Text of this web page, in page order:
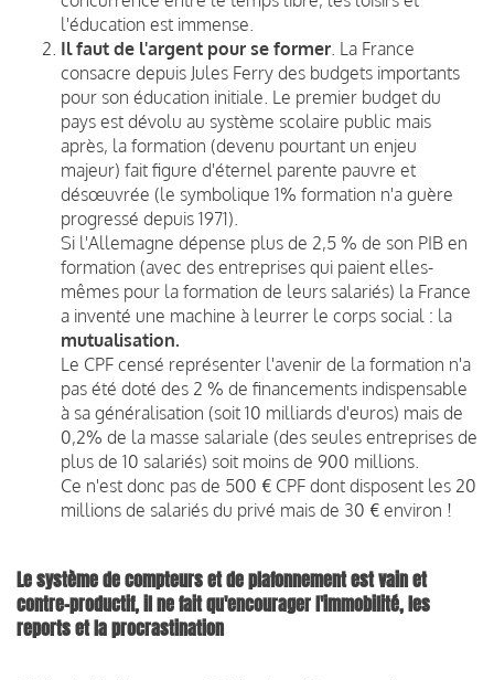
l'éducation est immense.
Il faut de l'argent pour se former . La France
consacre depuis Jules Ferry des budgets importants
pour son éducation initiale. Le premier budget du
pays est dévolu au système scolaire public mais
après, la formation (devenu pourtant un enjeu
majeur) fait figure d'éternel parente pauvre et
désœuvrée (le symbolique 1% formation n'a guère
progressé depuis 1971).
Si l'Allemagne dépense plus de 2,5 % de son PIB en
formation (avec des entreprises qui paient elles-
mêmes pour la formation de leurs salariés) la France
a inventé une machine à leurrer le corps social : la
mutualisation.
Le CPF censé représenter l'avenir de la formation n'a
pas été doté des 2 % de financements indispensable
à sa généralisation (soit 10 milliards d'euros) mais de
0,2% de la masse salariale (des seules entreprises de
plus de 10 salariés) soit moins de 900 millions.
Ce n'est donc pas de 500 € CPF dont disposent les 20
millions de salariés du privé mais de 30 € environ !
Le système de compteurs et de plafonnement est vain et
contre-productif, il ne fait qu'encourager l'immobilité, les
reports et la procrastination